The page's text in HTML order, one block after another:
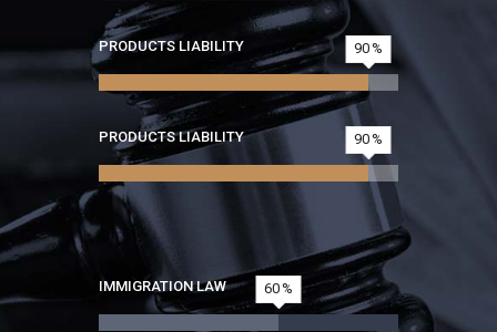
PRODUCTS LIABILITY 90
PRODUCTS LIABILITY 90
IMMIGRATION LAW 60